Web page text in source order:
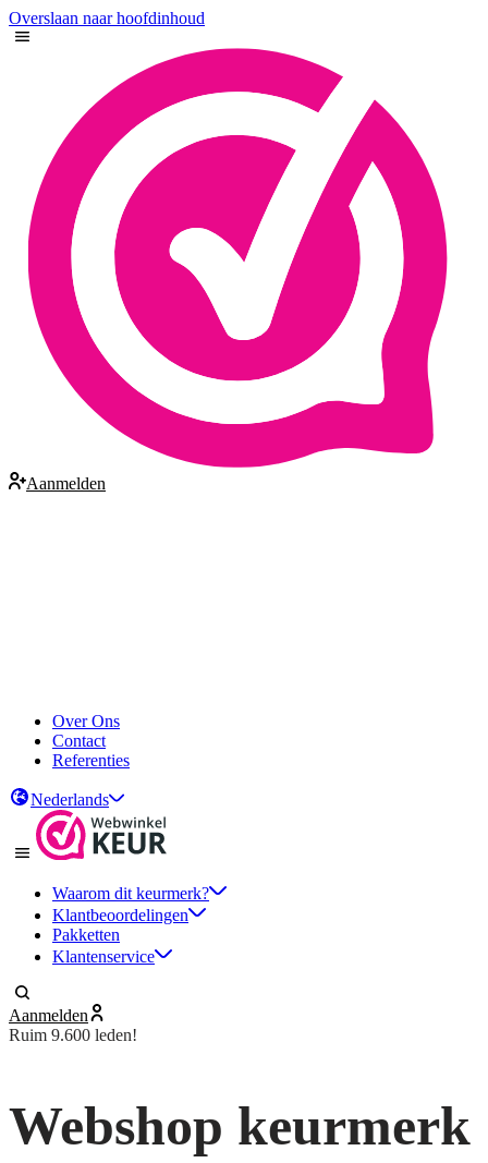
Overslaan naar hoofdinhoud
Aanmelden
Over Ons
Contact
Referenties
Nederlands
Waarom dit keurmerk?
Klantbeoordelingen
Pakketten
Klantenservice
Aanmelden
Ruim 9.600 leden!
Webshop keurmerk